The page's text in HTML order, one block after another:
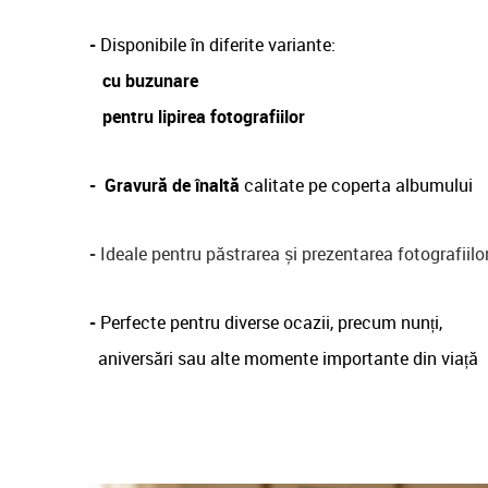
- Disponibile în diferite variante:
cu buzunare
pentru lipirea fotografiilor
- Gravură de înaltă calitate pe coperta albumului
- Ideale pentru păstrarea și prezentarea
- Perfecte pentru diverse ocazii, precum nunți,
aniversări sau alte momente importante din viață